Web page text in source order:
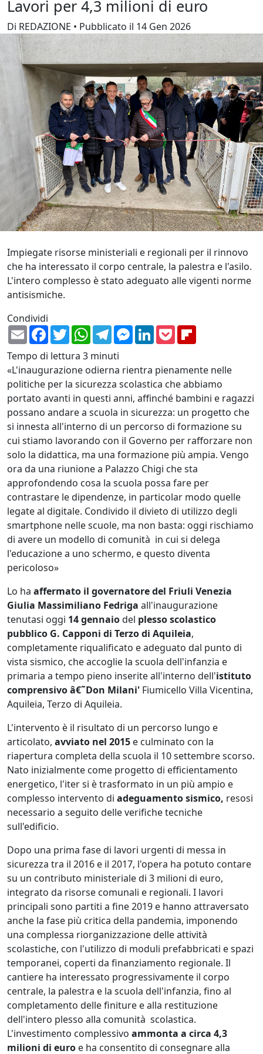
Lavori per 4,3 milioni di euro
Di REDAZIONE • Pubblicato il 14 Gen 2026
Impiegate risorse ministeriali e regionali per il rinnovo
che ha interessato il corpo centrale, la palestra e l'asilo.
L'intero complesso è stato adeguato alle vigenti norme
antisismiche.
Condividi
EmailFacebook
TwitterWhatsApp
TelegramMessenger
LinkedIn
Pocket
Tempo di lettura 3 minuti
«L'inaugurazione odierna rientra pienamente nelle
politiche per la sicurezza scolastica che abbiamo
portato avanti in questi anni, affinché bambini e ragazzi
possano andare a scuola in sicurezza: un progetto che
si innesta all'interno di un percorso di formazione su
cui stiamo lavorando con il Governo per rafforzare non
solo la didattica, ma una formazione più ampia. Vengo
ora da una riunione a Palazzo Chigi che sta
approfondendo cosa la scuola possa fare per
contrastare le dipendenze, in particolar modo quelle
legate al digitale. Condivido il divieto di utilizzo degli
smartphone nelle scuole, ma non basta: oggi rischiamo
di avere un modello di comunità in cui si delega
l'educazione a uno schermo, e questo diventa
pericoloso»
Lo ha affermato il governatore del Friuli Venezia
Giulia Massimiliano Fedriga all'inaugurazione
tenutasi oggi 14 gennaiodel plesso scolastico
pubblico G. Capponi di Terzo di Aquileia,
completamente riqualificato e adeguato dal punto di
vista sismico, che accoglie la scuola dell'infanzia e
primaria a tempo pieno inserite all'interno dell'istituto
comprensivo â€˜Don Milani' Fiumicello Villa Vicentina,
Aquileia, Terzo di Aquileia.
L'intervento è il risultato di un percorso lungo e
articolato, avviato nel 2015 e culminato con la
riapertura completa della scuola il 10 settembre scorso.
Nato inizialmente come progetto di efficientamento
energetico, l'iter si è trasformato in un più ampio e
complesso intervento di adeguamento sismico, resosi
necessario a seguito delle verifiche tecniche
sull'edificio.
Dopo una prima fase di lavori urgenti di messa in
sicurezza tra il 2016 e il 2017, l'opera ha potuto contare
su un contributo ministeriale di 3 milioni di euro,
integrato da risorse comunali e regionali. I lavori
principali sono partiti a fine 2019 e hanno attraversato
anche la fase più critica della pandemia, imponendo
una complessa riorganizzazione delle attività
scolastiche, con l'utilizzo di moduli prefabbricati e spazi
temporanei, coperti da finanziamento regionale. Il
cantiere ha interessato progressivamente il corpo
centrale, la palestra e la scuola dell'infanzia, fino al
completamento delle finiture e alla restituzione
dell'intero plesso alla comunità scolastica.
L'investimento complessivo ammonta a circa 4,3
milioni di euro e ha consentito di consegnare alla